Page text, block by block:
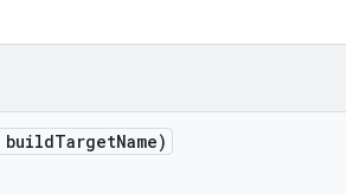
TargetName)